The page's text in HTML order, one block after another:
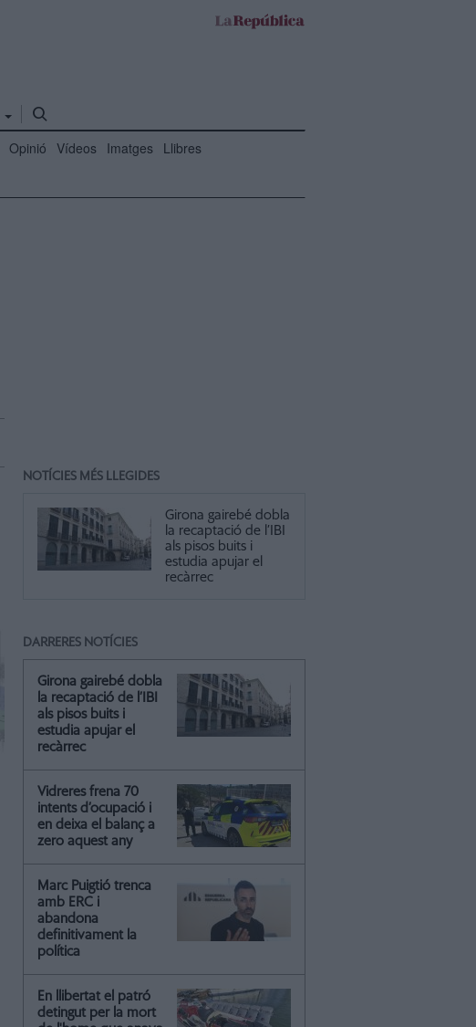
Opinió Vídeos Imatges Llibres
NOTÍCIES MÉS LLEGIDES
Girona gairebé dobla
la recaptació de l’IBI
als pisos buits i
estudia apujar el
recàrrec
DARRERES NOTÍCIES
Girona gairebé dobla
la recaptació de l’IBI
als pisos buits i
estudia apujar el
recàrrec
Vidreres frena 70
intents d’ocupació i
en deixa el balanç a
zero aquest any
Marc Puigtió trenca
amb ERC i
abandona
definitivament la
política
En llibertat el patró
detingut per la mort